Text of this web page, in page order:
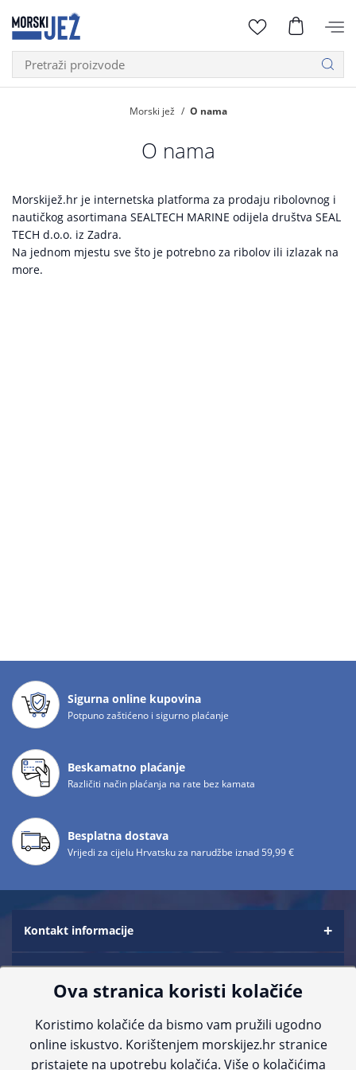
Morski jež O nama
O nama
Morskijež.hr je internetska platforma za prodaju ribolovnog i
nautičkog asortimana SEALTECH MARINE odijela društva SEAL
TECH d.o.o. iz Zadra.
Na jednom mjestu sve što je potrebno za ribolov ili izlazak na
more.
Sigurna online kupovina
Potpuno zaštićeno i sigurno plaćanje
Beskamatno plaćanje
Različiti način plaćanja na rate bez kamata
Besplatna dostava
Vrijedi za cijelu Hrvatsku za narudžbe iznad 59,99 €
Kontakt informacije
Informacije za kupce
Saznajte više
Ova stranica koristi kolačiće
Koristimo kolačiće da bismo vam pružili ugodno
online iskustvo. Korištenjem morskijez.hr stranice
pristajete na upotrebu kolačića. Više o kolačićima